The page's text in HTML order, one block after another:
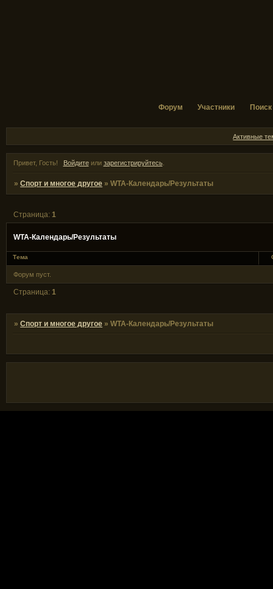
Форум Участники Поиск
Активные
Привет, Гость! Войдитеили зарегистрируйтесь.
»Спорт и многое другое »WТА-Календарь/Результаты
WТА-Календарь/Результаты
Страница:1
Тема
Форум пуст.
Страница: 1
»Спорт и многое другое »WТА-Календарь/Результаты